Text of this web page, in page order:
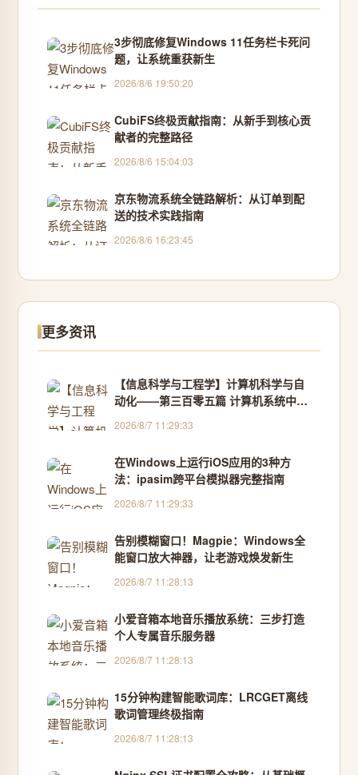
3步彻底修复Windows 11任务栏卡死问
题，让系统重获新生
2026/8/6 19:50:20
CubiFS终极贡献指南：从新手到核心贡
献者的完整路径
2026/8/6 15:04:03
京东物流系统全链路解析：从订单到配
送的技术实践指南
2026/8/6 16:23:45
更多资讯
【信息科学与工程学】计算机科学与自
动化——第三百零五篇 计算机系统中的
2026/8/7 11:29:33
在Windows上运行iOS应用的3种方
法：ipasim跨平台模拟器完整指南
2026/8/7 11:29:33
告别模糊窗口！Magpie：Windows全
能窗口放大神器，让老游戏焕发新生
2026/8/7 11:28:13
小爱音箱本地音乐播放系统：三步打造
个人专属音乐服务器
2026/8/7 11:28:13
15分钟构建智能歌词库：LRCGET离线
歌词管理终极指南
2026/8/7 11:28:13